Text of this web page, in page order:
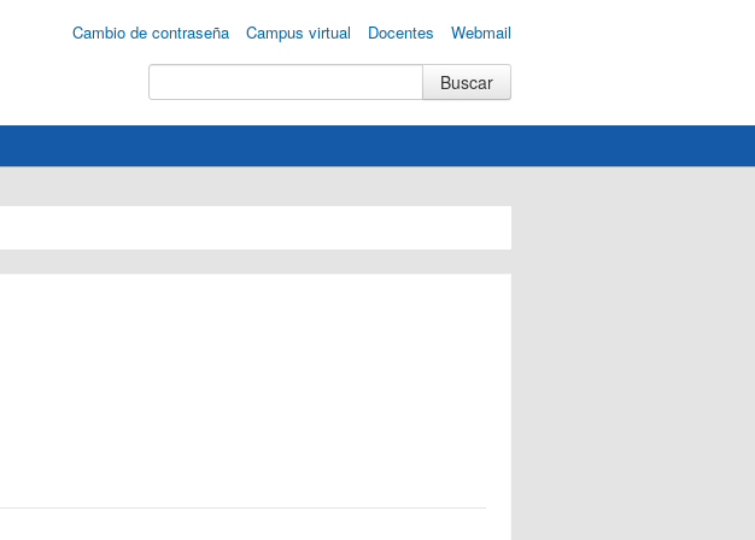
Cambio de contraseña Campus virtual Docentes Webmail